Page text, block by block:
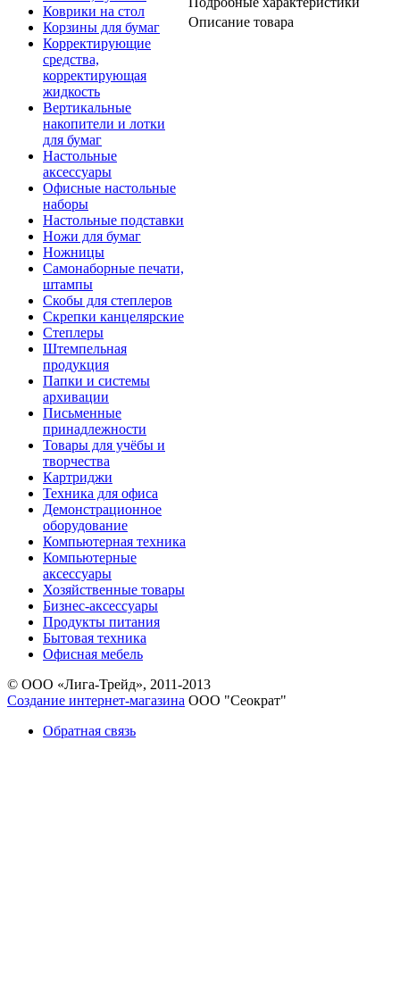
Коврики на стол
Корзины для бумаг
Корректирующие
средства,
корректирующая
жидкость
Вертикальные
накопители и лотки
для бумаг
Настольные
аксессуары
Офисные настольные
наборы
Настольные подставки
Ножи для бумаг
Ножницы
Самонаборные печати,
штампы
Скобы для степлеров
Скрепки канцелярские
Степлеры
Штемпельная
продукция
Папки и системы
архивации
Письменные
принадлежности
Товары для учёбы и
творчества
Картриджи
Техника для офиса
Демонстрационное
оборудование
Компьютерная техника
Компьютерные
аксессуары
Хозяйственные товары
Бизнес-аксессуары
Продукты питания
Бытовая техника
Офисная мебель
Описание товара
© ООО «Лига-Трейд», 2011-2013
Создание интернет-магазина ООО "Сеократ"
Обратная связь